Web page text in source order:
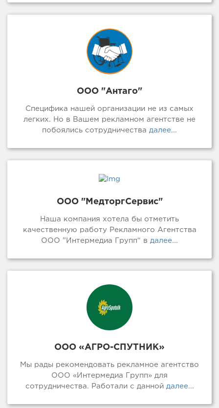
ООО "Антаго"
Специфика нашей организации не из самых
легких. Но в Вашем рекламном агентстве не
побоялись сотрудничества далее...
ООО "МедторгСервис"
Наша компания хотела бы отметить
качественную работу Рекламного Агентства
ООО ”Интермедиа Групп“ в далее...
ООО «АГРО-СПУТНИК»
Мы рады рекомендовать рекламное агентство
ООО «Интермедиа Групп» для
сотрудничества. Работали с даннойдалее...